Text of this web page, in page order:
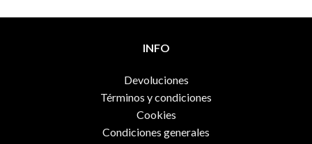
INFO
Devoluciones
Términos y condiciones
Cookies
Condiciones generales